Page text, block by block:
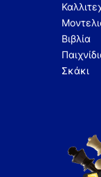
Βιβλία
Σκάκι